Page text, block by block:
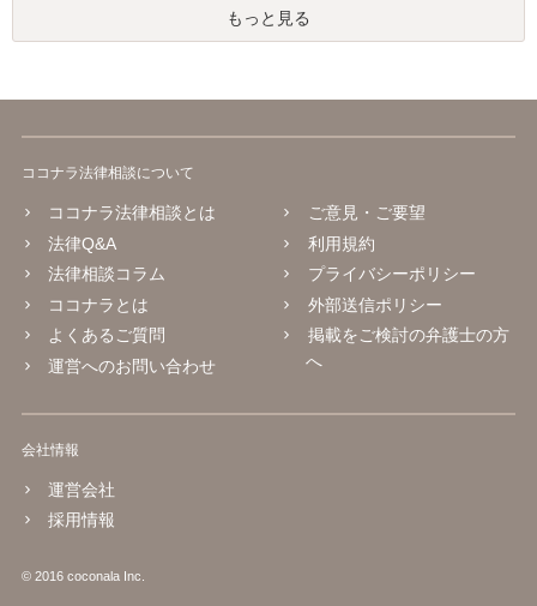
もっと見る
ココナラ法律相談について
ココナラ法律相談とは
法律Q&A
法律相談コラム
ココナラとは
よくあるご質問
運営へのお問い合わせ
ご意見・ご要望
利用規約
プライバシーポリシー
外部送信ポリシー
掲載をご検討の弁護士の方
へ
会社情報
運営会社
採用情報
© 2016 coconala Inc.